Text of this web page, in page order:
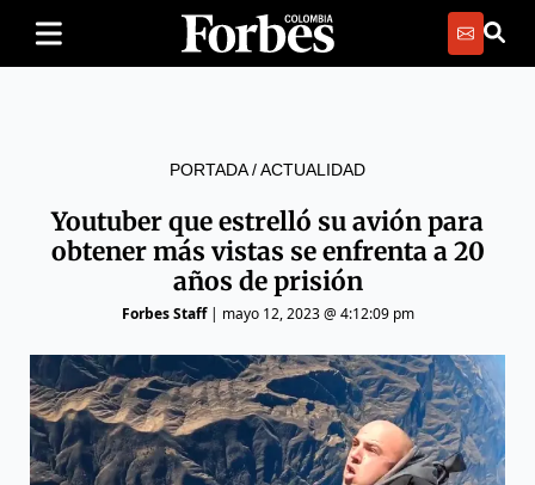
PORTADA/ACTUALIDAD
Youtuber que estrelló su avión para
obtener más vistas se enfrenta a 20
años de prisión
Forbes Staff| mayo 12, 2023 @ 4:12:09 pm